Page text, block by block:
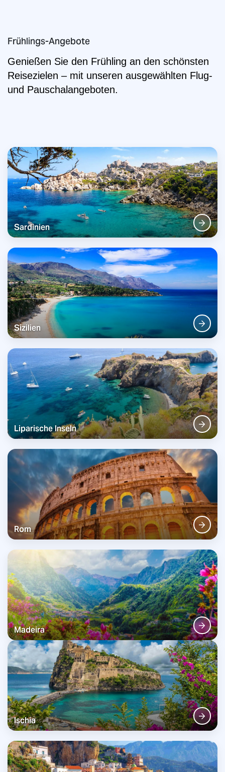
Frühlings-Angebote
Genießen Sie den Frühling an den schönsten
Reisezielen – mit unseren ausgewählten Flug-
und Pauschalangeboten.
Sardinien
Sizilien
Liparische Inseln
Rom
Madeira
Ischia